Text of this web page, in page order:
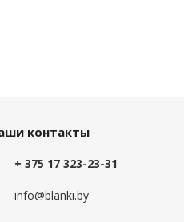
контакты
+ 375 17 323-23-31
info@blanki.by